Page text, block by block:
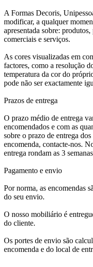
A Formas Decoris,
modificar, a qualquer
apresentada sobre:
comerciais e serviços.
As cores visualizadas em
factores, como a resolução
temperatura da cor do
pode não ser exactamente
Prazos de entrega
O prazo médio de entrega
encomendados e com as
sobre o prazo de entrega
encomenda, contacte-nos.
entrega rondam as 3
Pagamento e envio
Por norma, as encomendas
do seu envio.
O nosso mobiliário é
do cliente.
Os portes de envio são
encomenda e do local de